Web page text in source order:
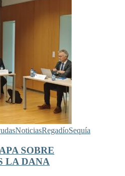
NoticiasRegadíoSequía
SOBRE
LA DANA